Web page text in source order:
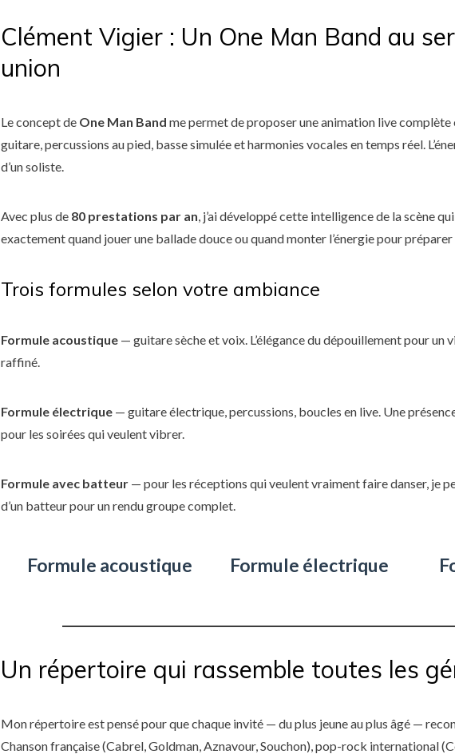
Clément Vigier : Un One Man Band au
union
Le concept de One Man Band me permet de proposer une animation live
guitare, percussions au pied, basse simulée et harmonies vocales en temps réel.
d’un soliste.
Avec plus de 80 prestations par an, j’ai développé cette intelligence de la scène
exactement quand jouer une ballade douce ou quand monter l’énergie pour
Trois formules selon votre ambiance
Formule acoustique — guitare sèche et voix. L’élégance du dépouillement pour un
raffiné.
Formule électrique — guitare électrique, percussions, boucles en live. Une
pour les soirées qui veulent vibrer.
Formule avec batteur — pour les réceptions qui veulent vraiment faire danser, je
d’un batteur pour un rendu groupe complet.
Formule acoustique Formule électrique
Un répertoire qui rassemble toutes les
Mon répertoire est pensé pour que chaque invité — du plus jeune au plus âgé —
Chanson française (Cabrel, Goldman, Aznavour, Souchon), pop-rock international